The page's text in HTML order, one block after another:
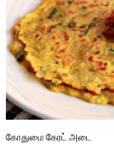
கோதுமை கேரட் அடை